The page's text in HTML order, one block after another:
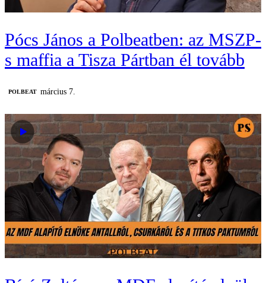
Pócs János a Polbeatben: az MSZP-
s maffia a Tisza Pártban él tovább
‎POLBEAT március 7.